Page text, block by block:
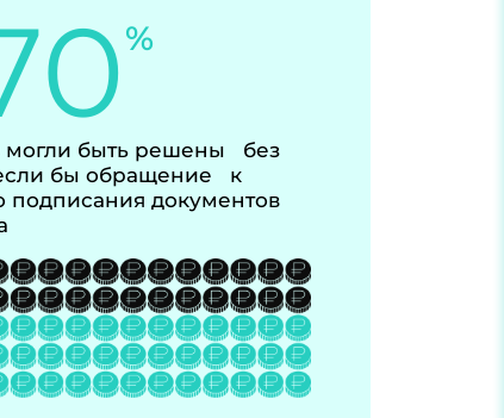
%
могли быть решены без
бы обращение к
документов